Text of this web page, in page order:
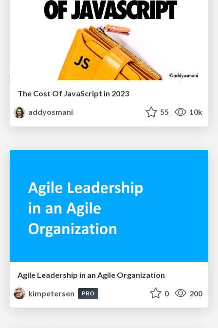
The Cost Of JavaScript in 2023
addyosmani
55 10k
Agile Leadership in an Agile Organization
kimpetersen
PRO 0 200